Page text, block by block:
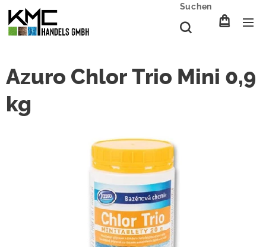
Suchen
Azuro Chlor Trio Mini 0,9
kg